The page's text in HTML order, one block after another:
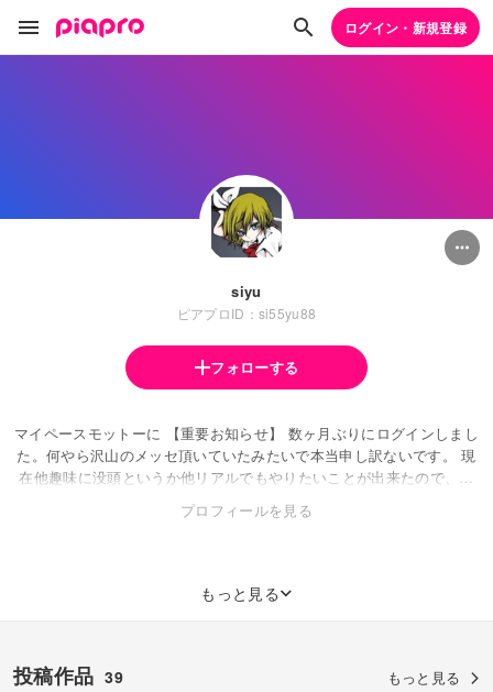
ログイン・新規登録
siyu
ピアプロID：si55yu88
フォローする
マイペースモットーに 【重要お知らせ】 数ヶ月ぶりにログインしまし
た。何やら沢山のメッセ頂いていたみたいで本当申し訳ないです。 現
在他趣味に没頭というか他リアルでもやりたいことが出来たので、作
品うpもなければ依頼もお受けすることができません。 折角メッセを
送っていただいた方には申し訳ありませんが此処で謝罪いたします。
っとすぐ戻ってくるかもしれないし、数ヶ月ログインしないかもしれ
プロフィールを見る
もっと見る
投稿作品 39 もっと見る